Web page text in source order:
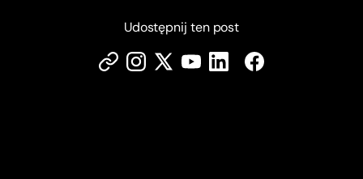
Udostępnij ten post